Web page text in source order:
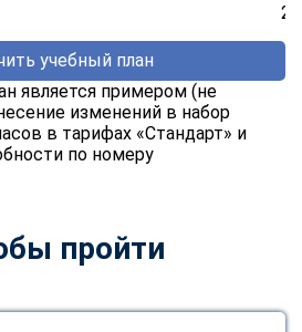
учебный план
является примером (не
изменений в набор
в тарифах «Стандарт» и
по номеру
пройти